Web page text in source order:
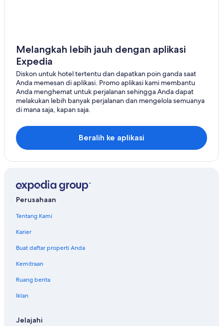
Melangkah lebih jauh dengan aplikasi
Expedia
Diskon untuk hotel tertentu dan dapatkan poin ganda saat
Anda memesan di aplikasi. Promo aplikasi kami membantu
Anda menghemat untuk perjalanan sehingga Anda dapat
melakukan lebih banyak perjalanan dan mengelola semuanya
di mana saja, kapan saja.
Beralih ke aplikasi
Perusahaan
Tentang Kami
Karier
Buat daftar properti Anda
Kemitraan
Ruang berita
Iklan
Jelajahi